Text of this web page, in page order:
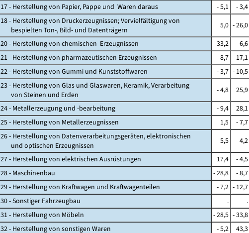
17 - Herstellung von Papier, Pappe und Waren daraus
- 5,1 - 3,4
18 - Herstellung von Druckerzeugnissen; Vervielfältigung von
bespielten Ton-, Bild- und Datenträgern
5,0 - 26,0
20 - Herstellung von chemischen Erzeugnissen
33,2 6,6
21 - Herstellung von pharmazeutischen Erzeugnissen
- 8,7 - 17,1
22 - Herstellung von Gummi und Kunststoffwaren
- 3,7 - 10,5
23 - Herstellung von Glas und Glaswaren, Keramik, Verarbeitung
von Steinen und Erden
- 4,8 25,9
24 - Metallerzeugung und -bearbeitung
- 9,4 28,1
25 - Herstellung von Metallerzeugnissen
1,5 - 7,7
26 - Herstellung von Datenverarbeitungsgeräten, elektronischen
und optischen Erzeugnissen
5,5 4,2
27 - Herstellung von elektrischen Ausrüstungen
17,4 - 4,5
28 - Maschinenbau
- 28,8 - 8,7
29 - Herstellung von Kraftwagen und Kraftwagenteilen
- 7,2 - 12,7
30 - Sonstiger Fahrzeugbau
. .
31 - Herstellung von Möbeln
- 28,5 - 33,8
32 - Herstellung von sonstigen Waren
- 5,2 43,3